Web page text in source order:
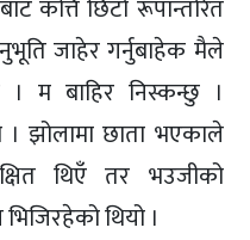
कत्ति छिटो रूपान्तरित
जाहेर गर्नुबाहेक मैले
म बाहिर निस्कन्छु ।
। झोलामा छाता भएकाले
थिएँ तर भउजीको
थियो ।